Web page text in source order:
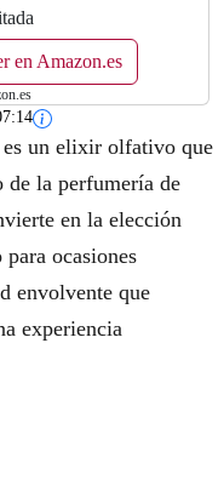
en Amazon.es
un elixir olfativo que
la perfumería de
en la elección
ocasiones
envolvente que
experiencia